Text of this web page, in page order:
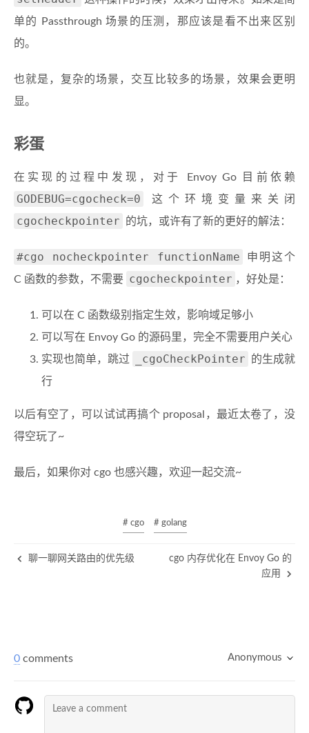
单的 Passthrough 场景的压测，那应该是看不出来区别
的。
也就是，复杂的场景，交互比较多的场景，效果会更明
显。
彩蛋
在实现的过程中发现，对于 Envoy Go 目前依赖
GODEBUG=cgocheck=0 这个环境变量来关闭
cgocheckpointer 的坑，或许有了新的更好的解法：
#cgo nocheckpointer functionName
申明这个
C 函数的参数，不需要 cgocheckpointer ，好处是：
可以在 C 函数级别指定生效，影响域足够小
可以写在 Envoy Go 的源码里，完全不需要用户关心
实现也简单，跳过
_cgoCheckPointer
的生成就
行
以后有空了，可以试试再搞个 proposal，最近太卷了，没
得空玩了~
最后，如果你对 cgo 也感兴趣，欢迎一起交流~
# cgo # golang
聊一聊网关路由的优先级
cgo 内存优化在 Envoy Go 的
应用
0 comments Anonymous